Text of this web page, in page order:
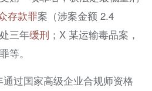
存款罪案（涉案金额 2.4
三年缓刑 ；X 某运输毒品案，
等。
过国家高级企业合规师资格